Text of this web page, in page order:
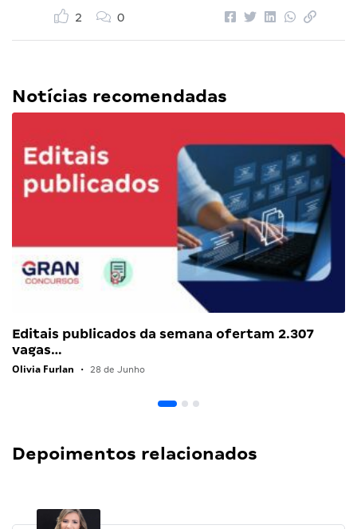
2 0
Notícias recomendadas
Editais publicados da semana ofertam 2.307
vagas…
Olivia Furlan • 28 de Junho
Depoimentos relacionados